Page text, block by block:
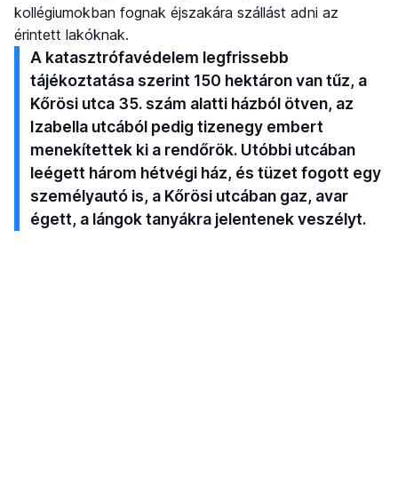
kollégiumokban fognak éjszakára szállást adni az
érintett lakóknak.
A katasztrófavédelem legfrissebb
tájékoztatása szerint 150 hektáron van tűz, a
Kőrösi utca 35. szám alatti házból ötven, az
Izabella utcából pedig tizenegy embert
menekítettek ki a rendőrök. Utóbbi utcában
leégett három hétvégi ház, és tüzet fogott egy
személyautó is, a Kőrösi utcában gaz, avar
égett, a lángok tanyákra jelentenek veszélyt.